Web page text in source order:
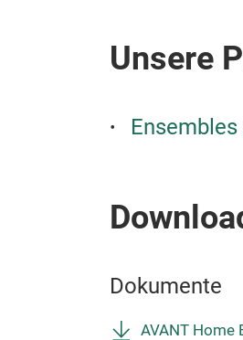
Unsere
Dokumente
AVANT Home